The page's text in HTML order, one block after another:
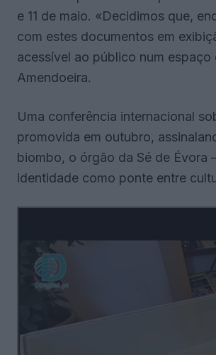
e 11 de maio. «Decidimos que,
com estes documentos em
acessível ao público num
Amendoeira.
Uma conferência internacional
promovida em outubro,
biombo, o órgão da Sé de
identidade como ponte entre